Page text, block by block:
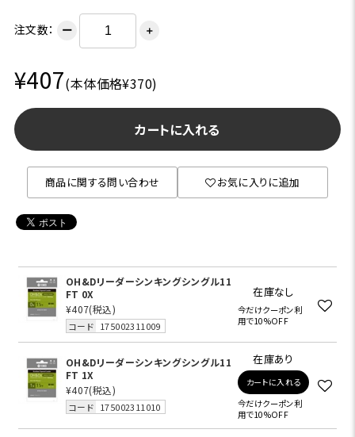
注文数： ー ＋
¥407(本体価格¥370)
カートに入れる
商品に関する問い合わせ お気に入りに追加
OH&Dリーダーシンキングシングル11
FT 0X
¥407(税込)
コード 175002311009
在庫なし
今だけクーポン利
用で10%OFF
OH&Dリーダーシンキングシングル11
FT 1X
¥407(税込)
コード 175002311010
在庫あり
カートに入れる
今だけクーポン利
用で10%OFF